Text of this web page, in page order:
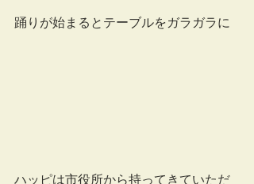
踊りが始まるとテーブルをガラガラに
ハッピは市役所から持ってきていただ